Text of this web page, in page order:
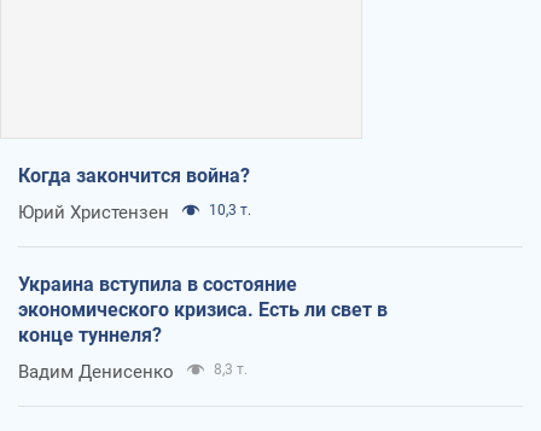
Когда закончится война?
Юрий Христензен 10,3 т.
Украина вступила в состояние
экономического кризиса. Есть ли свет в
конце туннеля?
Вадим Денисенко 8,3 т.